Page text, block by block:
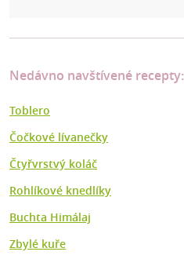
Nedávno navštívené recepty:
Toblero
Čočkové lívanečky
Čtyřvrstvý koláč
Rohlíkové knedlíky
Buchta Himálaj
Zbylé kuře